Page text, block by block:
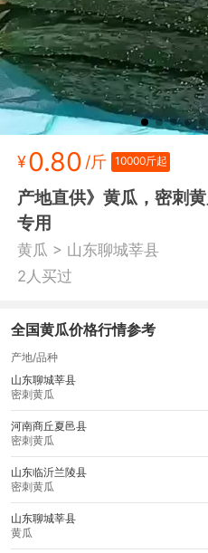
¥0.80 /斤 10000斤起
产地直供》黄瓜，密刺
专用
黄瓜 > 山东聊城莘县
2人买过
全国黄瓜价格行情参考
产地/品种
山东聊城莘县
密刺黄瓜
河南商丘夏邑县
密刺黄瓜
山东临沂兰陵县
密刺黄瓜
山东聊城莘县
黄瓜